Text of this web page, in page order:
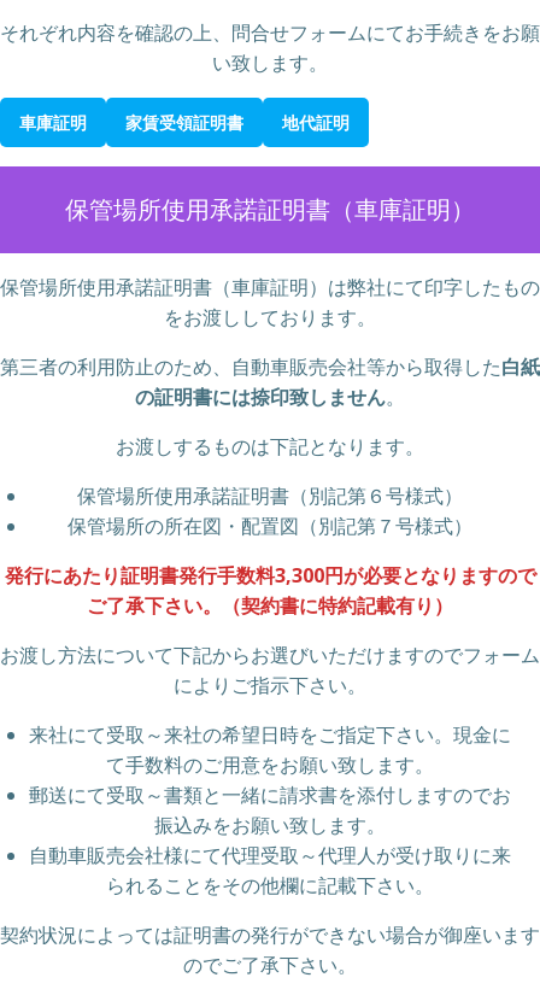
それぞれ内容を確認の上、問合せフォームにてお手続きをお願
い致します。
車庫証明 家賃受領証明書 地代証明
保管場所使用承諾証明書（車庫証明）
保管場所使用承諾証明書（車庫証明）は弊社にて印字したもの
をお渡ししております。
第三者の利用防止のため、自動車販売会社等から取得した白紙
の証明書には捺印致しません。
お渡しするものは下記となります。
保管場所使用承諾証明書（別記第６号様式）
保管場所の所在図・配置図（別記第７号様式）
発行にあたり証明書発行手数料3,300円が必要となりますので
ご了承下さい。（契約書に特約記載有り）
お渡し方法について下記からお選びいただけますのでフォーム
によりご指示下さい。
来社にて受取～来社の希望日時をご指定下さい。現金に
て手数料のご用意をお願い致します。
郵送にて受取～書類と一緒に請求書を添付しますのでお
振込みをお願い致します。
自動車販売会社様にて代理受取～代理人が受け取りに来
られることをその他欄に記載下さい。
契約状況によっては証明書の発行ができない場合が御座います
のでご了承下さい。